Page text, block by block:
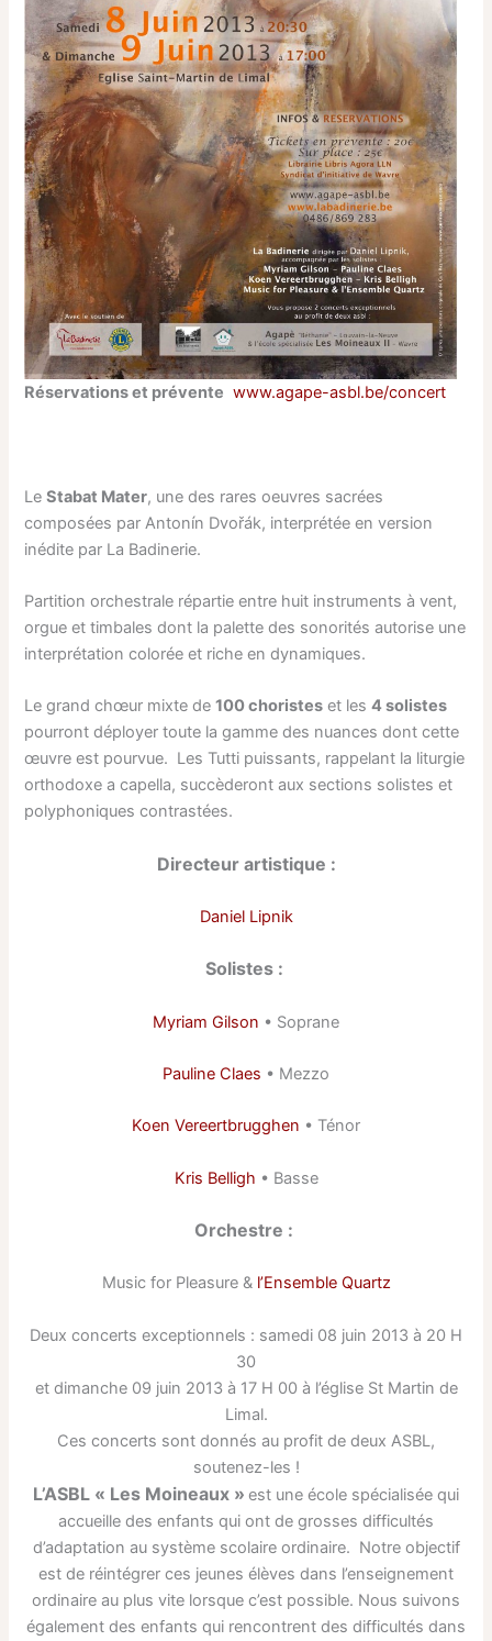
Réservations et prévente www.agape-asbl.be/concert
LeStabat Mater, une des rares oeuvres sacrées
composées par Antonín Dvořák, interprétée en version
inédite par La Badinerie.
Partition orchestrale répartie entre huit instruments à vent,
orgue et timbales dont la palette des sonorités autorise une
interprétation colorée et riche en dynamiques.
Le grand chœur mixte de100 choristes et les4 solistes
pourront déployer toute la gamme des nuances dont cette
œuvre est pourvue. Les Tutti puissants, rappelant la liturgie
orthodoxe a capella, succèderont aux sections solistes et
polyphoniques contrastées.
Directeur artistique :
Daniel Lipnik
Solistes :
Myriam Gilson • Soprane
Pauline Claes • Mezzo
Koen Vereertbrugghen • Ténor
Kris Belligh • Basse
Orchestre :
Music for Pleasure & l’Ensemble Quartz
Deux concerts exceptionnels : samedi 08 juin 2013 à 20 H
30
et dimanche 09 juin 2013 à 17 H 00 à l’église St Martin de
Limal.
Ces concerts sont donnés au profit de deux ASBL,
soutenez-les !
L’ASBL « Les Moineaux » est une école spécialisée qui
accueille des enfants qui ont de grosses difficultés
d’adaptation au système scolaire ordinaire. Notre objectif
est de réintégrer ces jeunes élèves dans l’enseignement
ordinaire au plus vite lorsque c’est possible. Nous suivons
également des enfants qui rencontrent des difficultés dans